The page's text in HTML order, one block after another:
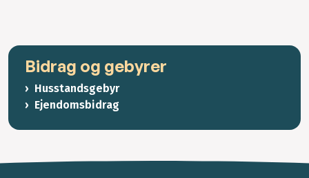
Bidrag og gebyrer
Husstandsgebyr
Ejendomsbidrag